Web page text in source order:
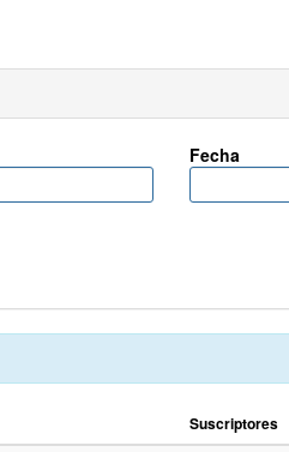
Fecha
Suscriptores